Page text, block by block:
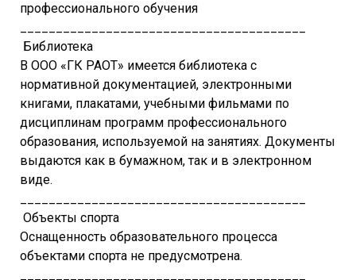
профессионального обучения
Библиотека
В ООО «ГК РАОТ» имеется библиотека с
нормативной документацией, электронными
книгами, плакатами, учебными фильмами по
дисциплинам программ профессионального
образования, используемой на занятиях. Документы
выдаются как в бумажном, так и в электронном
виде.
Объекты спорта
Оснащенность образовательного процесса
объектами спорта не предусмотрена.